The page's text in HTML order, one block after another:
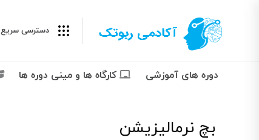
دسترسی سریع
دوره های آموزشی کارگاه ها و مینی دوره ها
بچ نرمالیزیشن